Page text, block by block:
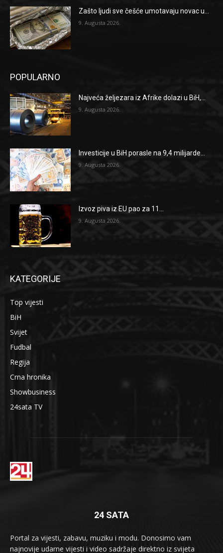
Zašto ljudi sve češće umotavaju novac u...
9. Augusta 2026.
POPULARNO
Najveća željezara iz Afrike dolazi u BiH,...
9. Augusta 2026.
Investicije u BiH porasle na 9,4 milijarde...
9. Augusta 2026.
Izvoz piva iz EU pao za 11...
9. Augusta 2026.
KATEGORIJE
Top vijesti
BiH
Svijet
Fudbal
Regija
Crna hronika
Showbusiness
24sata TV
24 SATA
Portal za vijesti, zabavu, muziku i modu. Donosimo vam
najnovije udarne vijesti i video sadržaje direktno iz svijeta